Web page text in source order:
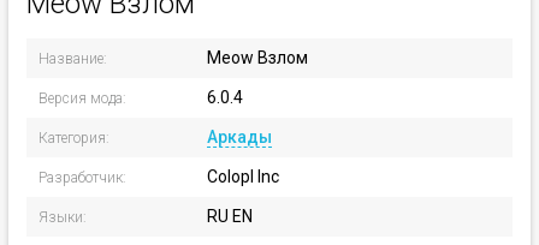
Название: Meow Взлом
Версия мода: 6.0.4
Категория: Аркады
Разработчик: Colopl Inc
Языки: RU EN